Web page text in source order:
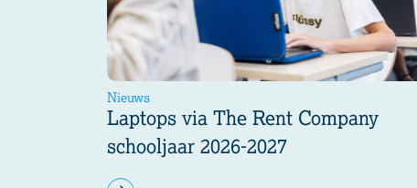
Nieuws
Laptops via The Rent Company
schooljaar 2026-2027